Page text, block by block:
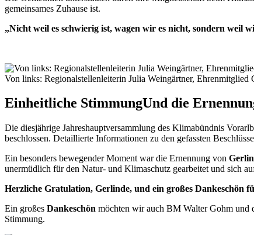
gemeinsames Zuhause ist.
„Nicht weil es schwierig ist, wagen wir es nicht, sondern weil
Von links: Regionalstellenleiterin Julia Weingärtner,
Einheitliche StimmungUnd die
Die diesjährige Jahreshauptversammlung des Klimabündnis
beschlossen. Detaillierte Informationen zu den gefassten
Ein besonders bewegender Moment war die Ernennung von
unermüdlich für den Natur- und Klimaschutz gearbeitet und sich
Herzliche Gratulation, Gerlinde, und ein großes Dankeschön
Ein großes Dankeschön möchten wir auch BM Walter Gohm und
Stimmung.